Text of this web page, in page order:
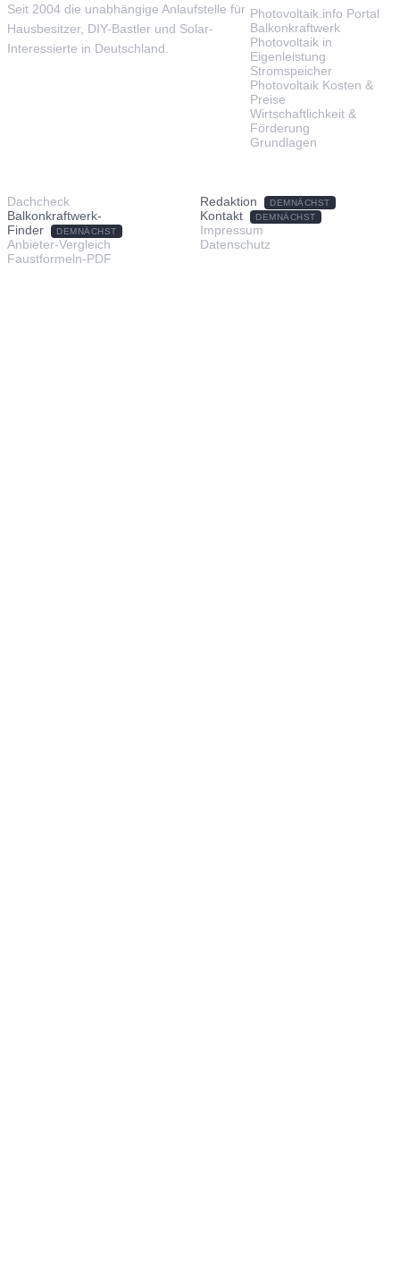
Seit 2004 die unabhängige Anlaufstelle für
Hausbesitzer, DIY-Bastler und Solar-
Interessierte in Deutschland.
Photovoltaik.info Portal
Balkonkraftwerk
Photovoltaik in
Eigenleistung
Stromspeicher
Photovoltaik Kosten &
Preise
Wirtschaftlichkeit &
Förderung
Grundlagen
Dachcheck
Balkonkraftwerk-
Finder
DEMNÄCHST
Anbieter-Vergleich
Faustformeln-PDF
Redaktion DEMNÄCHST
Kontakt DEMNÄCHST
Impressum
Datenschutz